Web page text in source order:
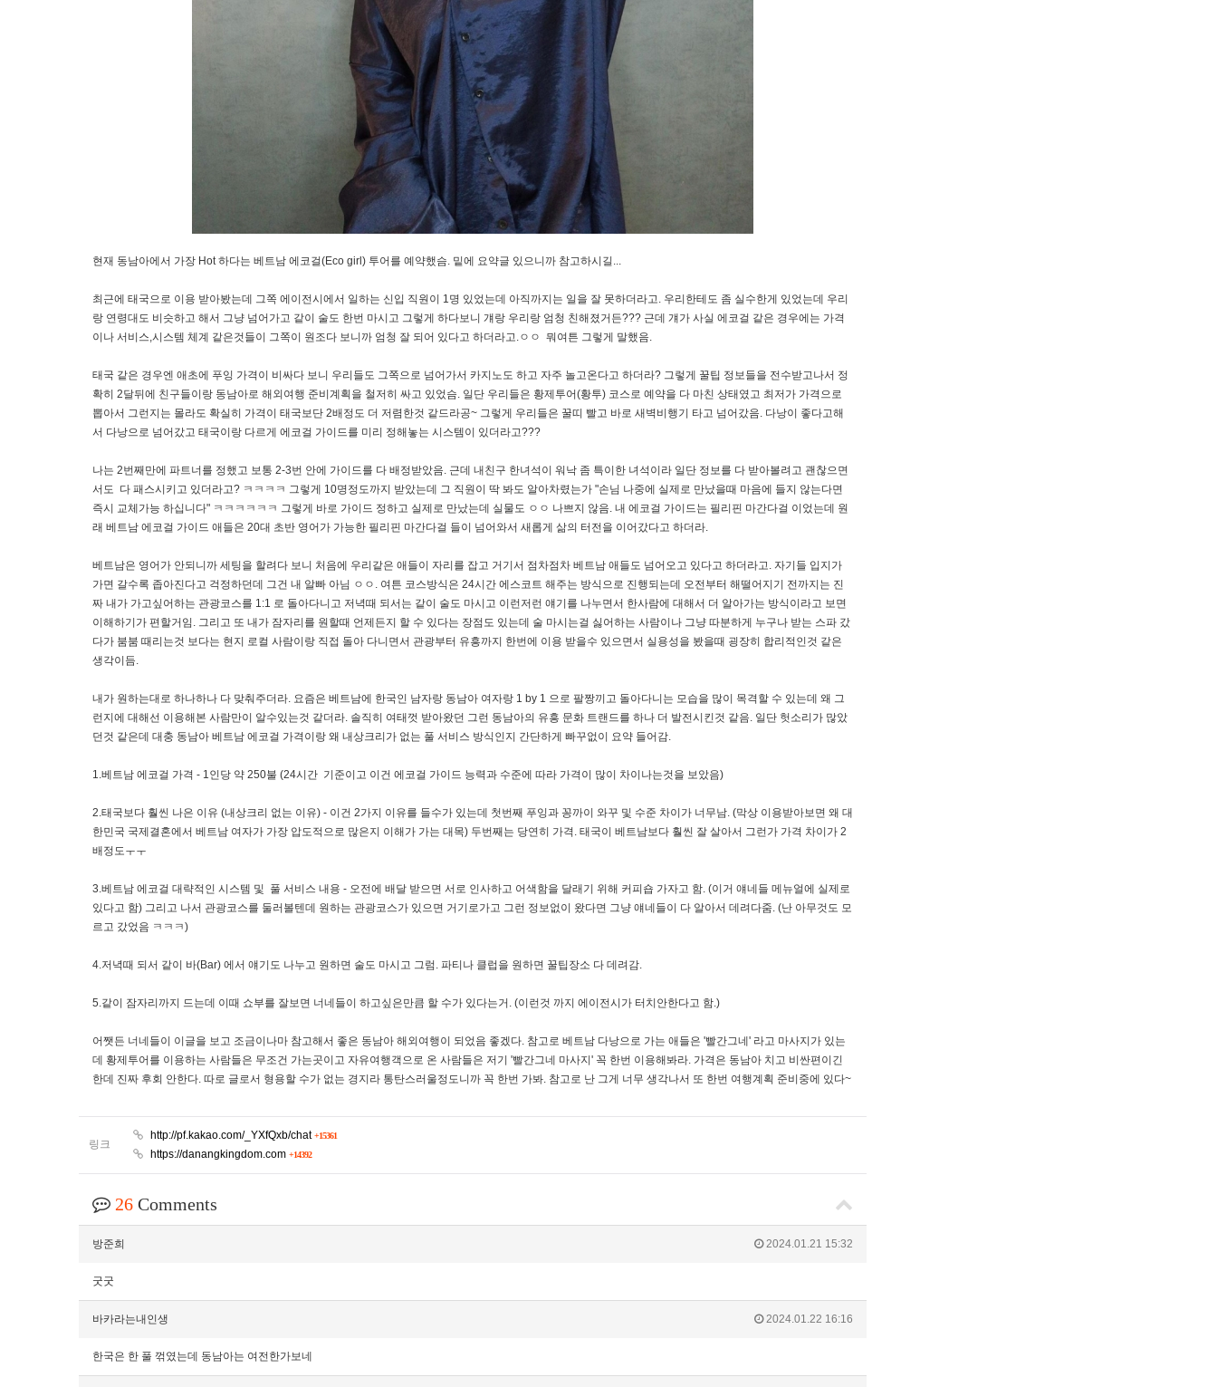
현재 동남아에서 가장 Hot 하다는 베트남 에코걸(Eco girl) 투어를 예약했슴. 밑에 요약글 있으니까 참고하시길...
최근에 태국으로 이용 받아봤는데 그쪽 에이전시에서 일하는 신입 직원이 1명 있었는데 아직까지는 일을 잘 못하더라고. 우리한테도 좀 실수한게 있었는데 우리
랑 연령대도 비슷하고 해서 그냥 넘어가고 같이 술도 한번 마시고 그렇게 하다보니 걔랑 우리랑 엄청 친해졌거든??? 근데 걔가 사실 에코걸 같은 경우에는 가격
이나 서비스,시스템 체계 같은것들이 그쪽이 원조다 보니까 엄청 잘 되어 있다고 하더라고.ㅇㅇ 뭐여튼 그렇게 말했음.
태국 같은 경우엔 애초에 푸잉 가격이 비싸다 보니 우리들도 그쪽으로 넘어가서 카지노도 하고 자주 놀고온다고 하더라? 그렇게 꿀팁 정보들을 전수받고나서 정
확히 2달뒤에 친구들이랑 동남아로 해외여행 준비계획을 철저히 싸고 있었슴. 일단 우리들은 황제투어(황투) 코스로 예약을 다 마친 상태였고 최저가 가격으로
뽑아서 그런지는 몰라도 확실히 가격이 태국보단 2배정도 더 저렴한것 같드라공~ 그렇게 우리들은 꿀띠 빨고 바로 새벽비행기 타고 넘어갔음. 다낭이 좋다고해
서 다낭으로 넘어갔고 태국이랑 다르게 에코걸 가이드를 미리 정해놓는 시스템이 있더라고???
나는 2번째만에 파트너를 정했고 보통 2-3번 안에 가이드를 다 배정받았음. 근데 내친구 한녀석이 워낙 좀 특이한 녀석이라 일단 정보를 다 받아볼려고 괜찮으면
서도 다 패스시키고 있더라고? ㅋㅋㅋㅋ 그렇게 10명정도까지 받았는데 그 직원이 딱 봐도 알아차렸는가 "손님 나중에 실제로 만났을때 마음에 들지 않는다면
즉시 교체가능 하십니다" ㅋㅋㅋㅋㅋㅋ 그렇게 바로 가이드 정하고 실제로 만났는데 실물도 ㅇㅇ 나쁘지 않음. 내 에코걸 가이드는 필리핀 마간다걸 이었는데 원
래 베트남 에코걸 가이드 애들은 20대 초반 영어가 가능한 필리핀 마간다걸 들이 넘어와서 새롭게 삶의 터전을 이어갔다고 하더라.
베트남은 영어가 안되니까 세팅을 할려다 보니 처음에 우리같은 애들이 자리를 잡고 거기서 점차점차 베트남 애들도 넘어오고 있다고 하더라고. 자기들 입지가
가면 갈수록 좁아진다고 걱정하던데 그건 내 알빠 아님 ㅇㅇ. 여튼 코스방식은 24시간 에스코트 해주는 방식으로 진행되는데 오전부터 해떨어지기 전까지는 진
짜 내가 가고싶어하는 관광코스를 1:1 로 돌아다니고 저녁때 되서는 같이 술도 마시고 이런저런 얘기를 나누면서 한사람에 대해서 더 알아가는 방식이라고 보면
이해하기가 편할거임. 그리고 또 내가 잠자리를 원할때 언제든지 할 수 있다는 장점도 있는데 술 마시는걸 싫어하는 사람이나 그냥 따분하게 누구나 받는 스파 갔
다가 붐붐 때리는것 보다는 현지 로컬 사람이랑 직접 돌아 다니면서 관광부터 유흥까지 한번에 이용 받을수 있으면서 실용성을 봤을때 굉장히 합리적인것 같은
생각이듬.
내가 원하는대로 하나하나 다 맞춰주더라. 요즘은 베트남에 한국인 남자랑 동남아 여자랑 1 by 1 으로 팔짱끼고 돌아다니는 모습을 많이 목격할 수 있는데 왜 그
런지에 대해선 이용해본 사람만이 알수있는것 같더라. 솔직히 여태껏 받아왔던 그런 동남아의 유흥 문화 트랜드를 하나 더 발전시킨것 같음. 일단 헛소리가 많았
던것 같은데 대충 동남아 베트남 에코걸 가격이랑 왜 내상크리가 없는 풀 서비스 방식인지 간단하게 빠꾸없이 요약 들어감.
1.베트남 에코걸 가격 - 1인당 약 250불 (24시간 기준이고 이건 에코걸 가이드 능력과 수준에 따라 가격이 많이 차이나는것을 보았음)
2.태국보다 훨씬 나은 이유 (내상크리 없는 이유) - 이건 2가지 이유를 들수가 있는데 첫번째 푸잉과 꽁까이 와꾸 및 수준 차이가 너무남. (막상 이용받아보면 왜 대
한민국 국제결혼에서 베트남 여자가 가장 압도적으로 많은지 이해가 가는 대목) 두번째는 당연히 가격. 태국이 베트남보다 훨씬 잘 살아서 그런가 가격 차이가 2
배정도ㅜㅜ
3.베트남 에코걸 대략적인 시스템 및 풀 서비스 내용 - 오전에 배달 받으면 서로 인사하고 어색함을 달래기 위해 커피숍 가자고 함. (이거 얘네들 메뉴얼에 실제로
있다고 함) 그리고 나서 관광코스를 둘러볼텐데 원하는 관광코스가 있으면 거기로가고 그런 정보없이 왔다면 그냥 얘네들이 다 알아서 데려다줌. (난 아무것도 모
르고 갔었음 ㅋㅋㅋ)
4.저녁때 되서 같이 바(Bar) 에서 얘기도 나누고 원하면 술도 마시고 그럼. 파티나 클럽을 원하면 꿀팁장소 다 데려감.
5.같이 잠자리까지 드는데 이때 쇼부를 잘보면 너네들이 하고싶은만큼 할 수가 있다는거. (이런것 까지 에이전시가 터치안한다고 함.)
어쨋든 너네들이 이글을 보고 조금이나마 참고해서 좋은 동남아 해외여행이 되었음 좋겠다. 참고로 베트남 다낭으로 가는 애들은 '빨간그네' 라고 마사지가 있는
데 황제투어를 이용하는 사람들은 무조건 가는곳이고 자유여행객으로 온 사람들은 저기 '빨간그네 마사지' 꼭 한번 이용해봐라. 가격은 동남아 치고 비싼편이긴
한데 진짜 후회 안한다. 따로 글로서 형용할 수가 없는 경지라 통탄스러울정도니까 꼭 한번 가봐. 참고로 난 그게 너무 생각나서 또 한번 여행계획 준비중에 있다~
링크
http://pf.kakao.com/_YXfQxb/chat+15361
https://danangkingdom.com +14392
26 Comments
방준희 2024.01.21 15:32
굿굿
바카라는내인생 2024.01.22 16:16
한국은 한 풀 꺾였는데 동남아는 여전한가보네